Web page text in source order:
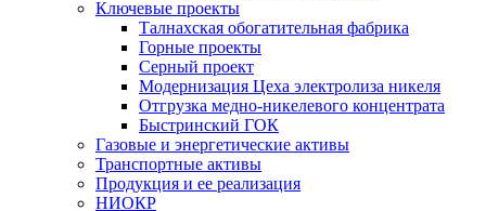
Ключевые проекты
Талнахская обогатительная фабрика
Горные проекты
Серный проект
Модернизация Цеха электролиза никеля
Отгрузка медно-никелевого концентрата
Быстринский ГОК
Газовые и энергетические активы
Транспортные активы
Продукция и ее реализация
НИОКР